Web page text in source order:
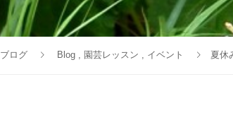
ブログ Blog , 園芸レッスン , イベント 夏休